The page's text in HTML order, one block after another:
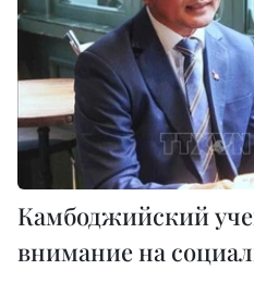
Камбоджийский
внимание на